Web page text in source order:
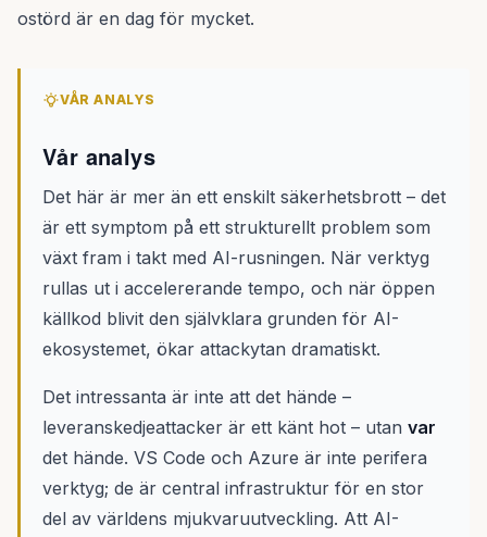
ostörd är en dag för mycket.
VÅR ANALYS
Vår analys
Det här är mer än ett enskilt säkerhetsbrott – det
är ett symptom på ett strukturellt problem som
växt fram i takt med AI-rusningen. När verktyg
rullas ut i accelererande tempo, och när öppen
källkod blivit den självklara grunden för AI-
ekosystemet, ökar attackytan dramatiskt.
Det intressanta är inte att det hände –
leveranskedjeattacker är ett känt hot – utan var
det hände. VS Code och Azure är inte perifera
verktyg; de är central infrastruktur för en stor
del av världens mjukvaruutveckling. Att AI-